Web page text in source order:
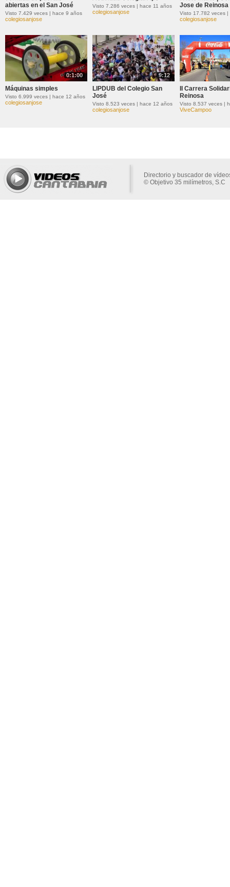
abiertas en el San José
Visto 7.429 veces | hace 9 años
colegiosanjose
Visto 7.286 veces | hace 11 años
colegiosanjose
Jose de Reinosa
colegiosanjose
0:1:00
Máquinas simples
Visto 6.999 veces | hace 12 años
colegiosanjose
9:12
LIPDUB del Colegio San
José
Visto 8.523 veces | hace 12 años
colegiosanjose
II Carrera
Reinosa
Visto 8.537 veces |
ViveCampoo
Directorio y buscador de
© Objetivo 35 milímetros, S.C